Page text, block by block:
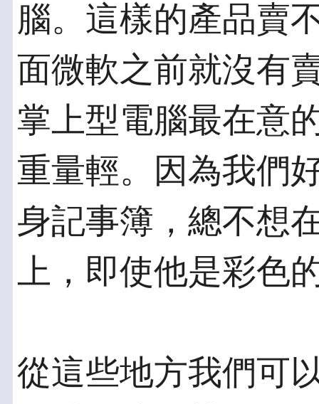
腦。這樣的產品賣
面微軟之前就沒有
掌上型電腦最在意
重量輕。因為我們
身記事簿，總不想
上，即使他是彩色
從這些地方我們可